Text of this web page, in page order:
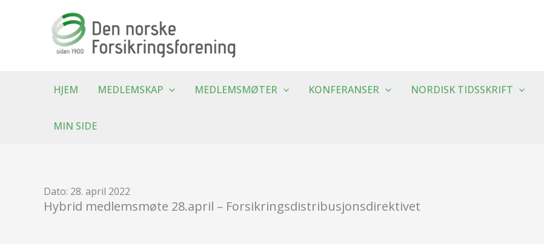
HJEM MEDLEMSKAP MEDLEMSMØTER KONFERANSER NORDISK TIDSSKRIFT
MIN SIDE
Dato: 28. april 2022
Hybrid medlemsmøte 28.april – Forsikringsdistribusjonsdirektivet